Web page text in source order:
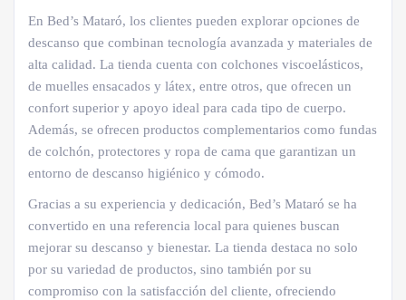
En Bed’s Mataró, los clientes pueden explorar opciones de
descanso que combinan tecnología avanzada y materiales de
alta calidad. La tienda cuenta con colchones viscoelásticos,
de muelles ensacados y látex, entre otros, que ofrecen un
confort superior y apoyo ideal para cada tipo de cuerpo.
Además, se ofrecen productos complementarios como fundas
de colchón, protectores y ropa de cama que garantizan un
entorno de descanso higiénico y cómodo.
Gracias a su experiencia y dedicación, Bed’s Mataró se ha
convertido en una referencia local para quienes buscan
mejorar su descanso y bienestar. La tienda destaca no solo
por su variedad de productos, sino también por su
compromiso con la satisfacción del cliente, ofreciendo